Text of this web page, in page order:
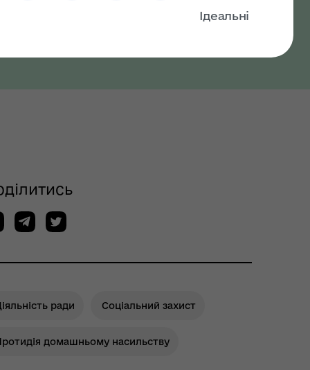
ради Соціальний захист
домашньому насильству